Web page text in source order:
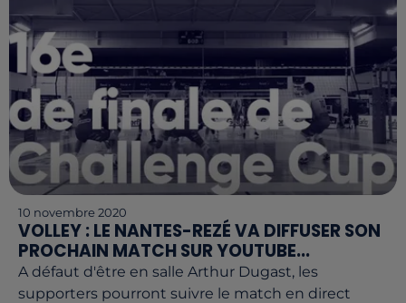
10 novembre 2020
VOLLEY : LE NANTES-REZÉ VA DIFFUSER SON
PROCHAIN MATCH SUR YOUTUBE...
A défaut d'être en salle Arthur Dugast, les
supporters pourront suivre le match en direct